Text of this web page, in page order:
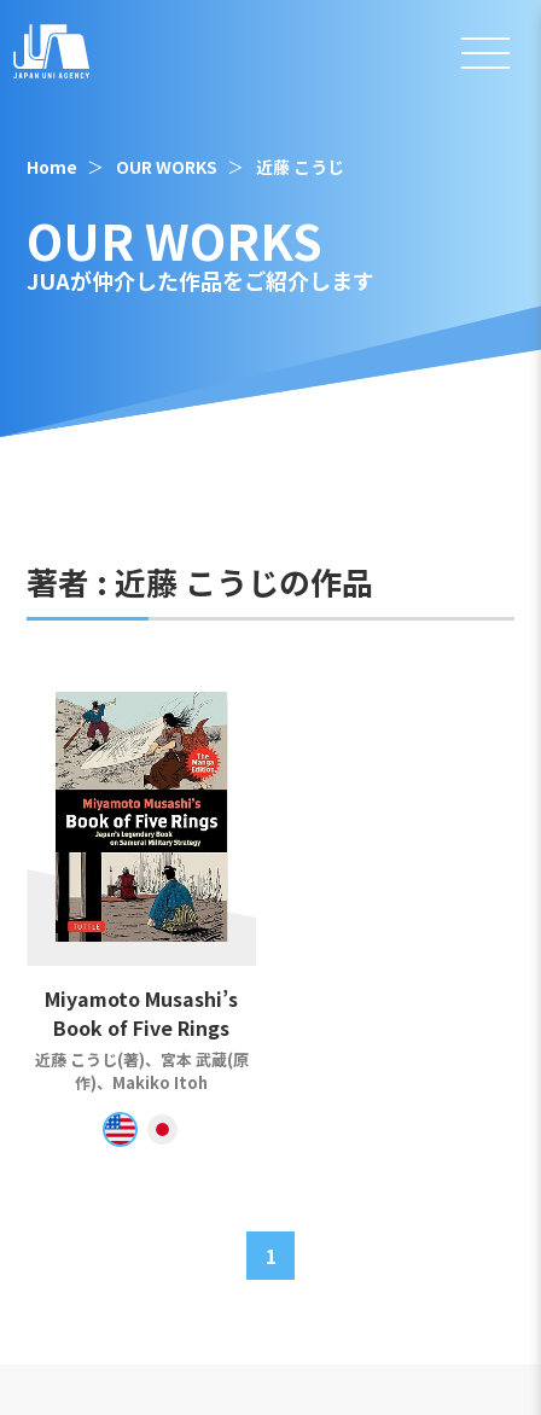
Home OUR WORKS 近藤 こうじ
OUR WORKS
JUAが仲介した作品をご紹介します
著者 : 近藤 こうじの作品
Miyamoto Musashi’s
Book of Five Rings
近藤 こうじ(著)、宮本 武蔵(原
作)、Makiko Itoh
1